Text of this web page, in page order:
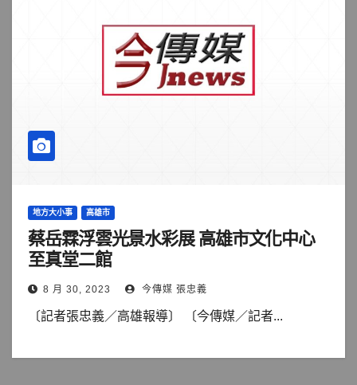
地方大小事 高雄市
蔡岳霖浮雲光景水彩展 高雄市文化中心
至真堂二館
8 月 30, 2023 今傳媒 張忠義
〔記者張忠義／高雄報導〕 〔今傳媒／記者...